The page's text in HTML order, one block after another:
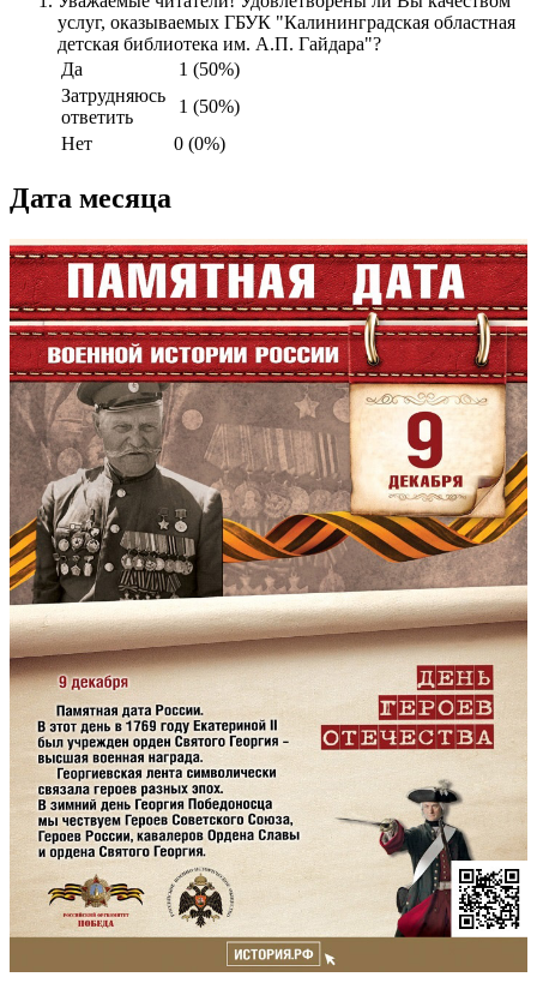
услуг, оказываемых ГБУК "Калининградская областная
детская библиотека им. А.П. Гайдара"?
Да
1 (50%)
Затрудняюсь
ответить
1 (50%)
Нет
0 (0%)
Дата месяца